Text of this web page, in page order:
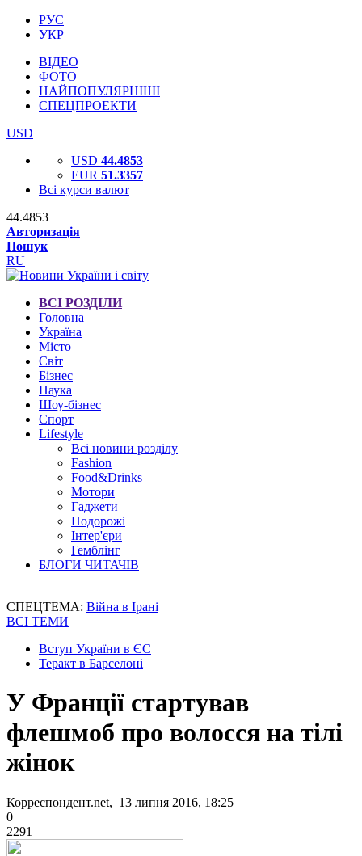
РУС
УКР
ВІДЕО
ФОТО
НАЙПОПУЛЯРНІШІ
СПЕЦПРОЕКТИ
USD
USD 44.4853
EUR 51.3357
Всі курси валют
44.4853
Авторизація
Пошук
RU
ВСІ РОЗДІЛИ
Головна
Україна
Місто
Світ
Бізнес
Наука
Шоу-бізнес
Спорт
Lifestyle
Всі новини розділу
Fashion
Food&Drinks
Мотори
Гаджети
Подорожі
Інтер'єри
Гемблінг
БЛОГИ ЧИТАЧІВ
СПЕЦТЕМА: Війна в Ірані
ВСІ ТЕМИ
Вступ України в ЄС
Теракт в Барселоні
У Франції стартував
флешмоб про волосся на тілі
жінок
Корреспондент.net, 13 липня 2016, 18:25
0
2291